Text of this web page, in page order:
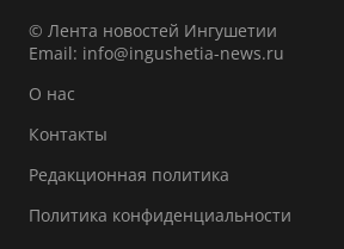
© Лента новостей Ингушетии
Email: info@ingushetia-news.ru
О нас
Контакты
Редакционная политика
Политика конфиденциальности